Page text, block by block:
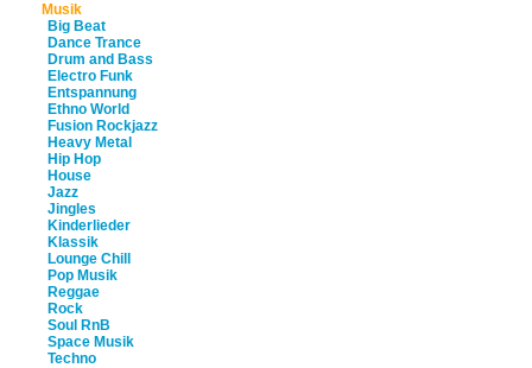
Musik
Big Beat
Dance Trance
Drum and Bass
Electro Funk
Entspannung
Ethno World
Fusion Rockjazz
Heavy Metal
Hip Hop
House
Jazz
Jingles
Kinderlieder
Klassik
Lounge Chill
Pop Musik
Reggae
Rock
Soul RnB
Space Musik
Techno